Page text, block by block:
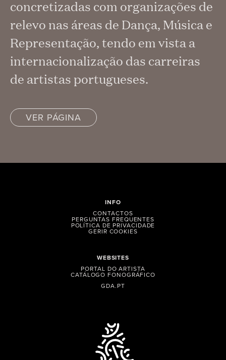
concretizadas com organizações de
relevo nas áreas de Dança, Música e
Representação, tendo em vista a
internacionalização das carreiras
de artistas portugueses.
VER PÁGINA
WEBSITES
PORTAL DO ARTISTA
CATÁLOGO FONOGRÁFICO
GDA.PT
INFO
CONTACTOS
PERGUNTAS FREQUENTES
POLÍTICA DE PRIVACIDADE
GERIR COOKIES